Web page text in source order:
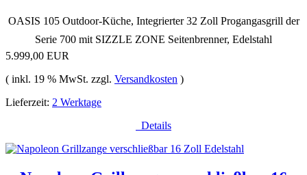
OASIS 105 Outdoor-Küche, Integrierter 32 Zoll Progangasgrill der
Serie 700 mit SIZZLE ZONE Seitenbrenner, Edelstahl
5.999,00 EUR
( inkl. 19 % MwSt. zzgl. Versandkosten )
Lieferzeit: 2 Werktage
Details